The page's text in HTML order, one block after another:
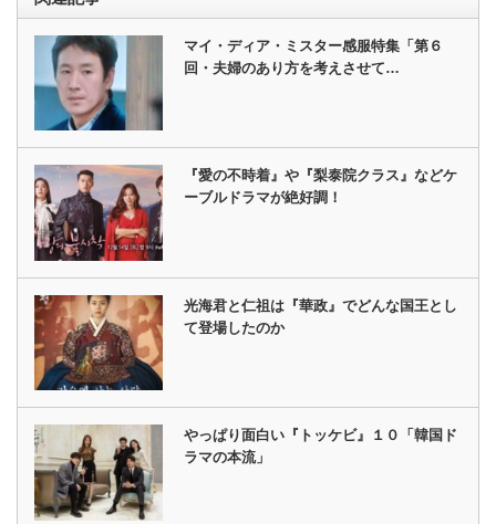
マイ・ディア・ミスター感服特集「第６
回・夫婦のあり方を考えさせて…
『愛の不時着』や『梨泰院クラス』などケ
ーブルドラマが絶好調！
光海君と仁祖は『華政』でどんな国王とし
て登場したのか
やっぱり面白い『トッケビ』１０「韓国ド
ラマの本流」